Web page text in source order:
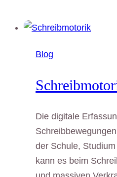
Blog
Die digitale
der Schule,
kann es beim